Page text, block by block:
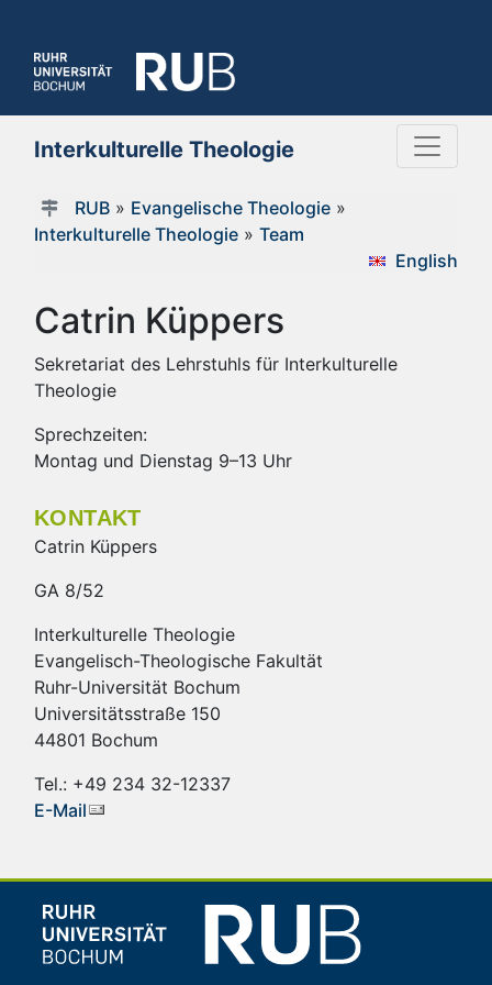
Interkulturelle Theologie
RUB» Evangelische Theologie»
Interkulturelle Theologie » Team
English
Catrin Küppers
Sekretariat des Lehrstuhls für Interkulturelle
Theologie
Sprechzeiten:
Montag und Dienstag 9–13 Uhr
KONTAKT
Catrin Küppers
GA 8/52
Interkulturelle Theologie
Evangelisch-Theologische Fakultät
Ruhr-Universität Bochum
Universitätsstraße 150
44801 Bochum
Tel.: +49 234 32-12337
E-Mail